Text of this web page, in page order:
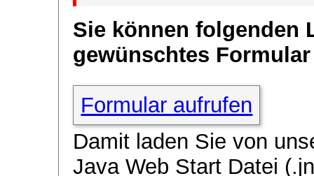
Sie können folgenden
gewünschtes
Formular aufrufen
Damit laden Sie von
Java Web Start Datei